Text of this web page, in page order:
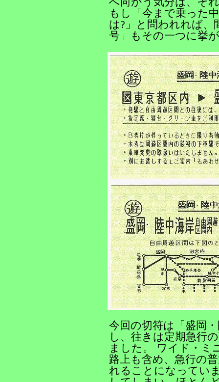
もし「今まで乗った
は?」と問われれば、
号」もその一つに挙
今回の切符は「盛岡
し、往きは定期急行
ました。 ワイド・ミ
路上も含め、急行の
れることになってい